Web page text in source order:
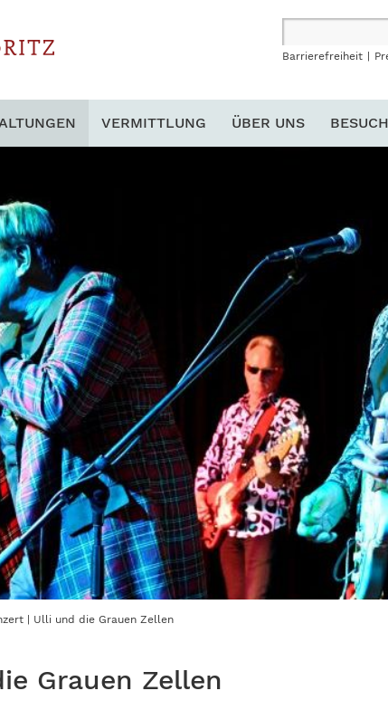
Barrierefreiheit
VERMITTLUNG ÜBER UNS
| Ulli und die Grauen Zellen
Grauen Zellen